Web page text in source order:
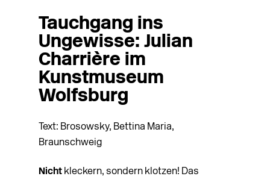
Tauchgang ins
Ungewisse: Julian
Charrière im
Kunstmuseum
Wolfsburg
Text: Brosowsky, Bettina Maria,
Braunschweig
Nicht kleckern, sondern klotzen! Das